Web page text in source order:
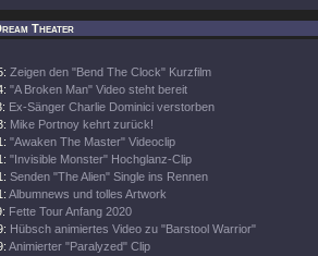
Theater
Zeigen den "Bend The Clock" Kurzfilm
"A Broken Man" Video steht bereit
Ex-Sänger Charlie Dominici verstorben
Mike Portnoy kehrt zurück!
"Awaken The Master" Videoclip
"Invisible Monster" Hochglanz-Clip
Senden "The Alien" Single ins Rennen
Albumnews und tolles Artwork
Fette Tour Anfang 2020
Hübsch animiertes Video zu "Barstool Warrior"
Animierter "Paralyzed" Clip